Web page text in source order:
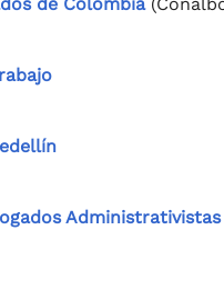
Administrativistas